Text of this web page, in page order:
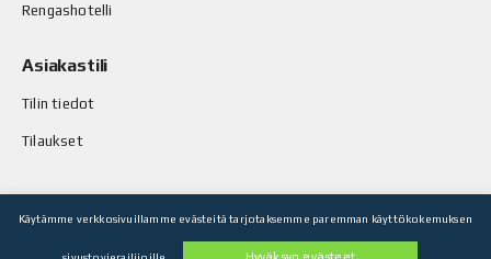
Rengashotelli
Asiakastili
Tilin tiedot
Tilaukset
© Stop-Rust Oy. Kaikki oikeudet pidätetään.
Käytämme verkkosivuillamme evästeitä tarjotaksemme paremman käyttökokemuksen